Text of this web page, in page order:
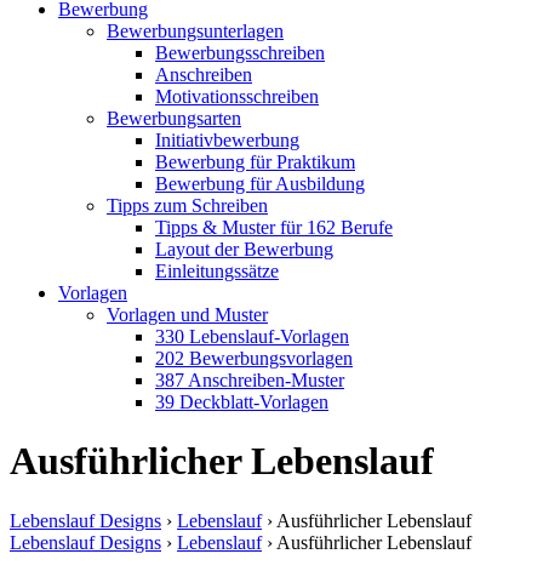
Bewerbung
Bewerbungsunterlagen
Bewerbungsschreiben
Anschreiben
Motivationsschreiben
Bewerbungsarten
Initiativbewerbung
Bewerbung für Praktikum
Bewerbung für Ausbildung
Tipps zum Schreiben
Tipps & Muster für 162 Berufe
Layout der Bewerbung
Einleitungssätze
Vorlagen
Vorlagen und Muster
330 Lebenslauf-Vorlagen
202 Bewerbungsvorlagen
387 Anschreiben-Muster
39 Deckblatt-Vorlagen
Ausführlicher Lebenslauf
Lebenslauf Designs › Lebenslauf › Ausführlicher Lebenslauf
Lebenslauf Designs › Lebenslauf › Ausführlicher Lebenslauf